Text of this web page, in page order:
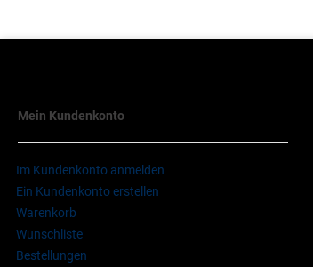
Mein Kundenkonto
Im Kundenkonto anmelden
Ein Kundenkonto erstellen
Warenkorb
Wunschliste
Bestellungen